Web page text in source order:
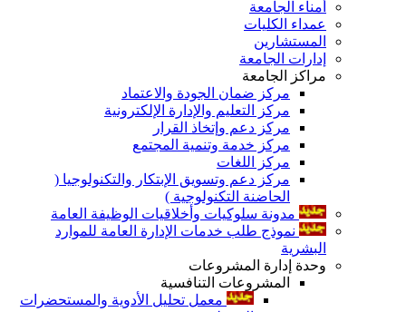
أمناء الجامعة
عمداء الكليات
المستشارين
إدارات الجامعة
مراكز الجامعة
مركز ضمان الجودة والاعتماد
مركز التعليم والإدارة الإلكترونية
مركز دعم وإتخاذ القرار
مركز خدمة وتنمية المجتمع
مركز اللغات
مركز دعم وتسويق الإبتكار والتكنولوجيا (
الحاضنة التكنولوجية )
مدونة سلوكيات وأخلاقيات الوظيفة العامة
نموذج طلب خدمات الإدارة العامة للموارد
البشرية
وحدة إدارة المشروعات
المشروعات التنافسية
معمل تحليل الأدوية والمستحضرات